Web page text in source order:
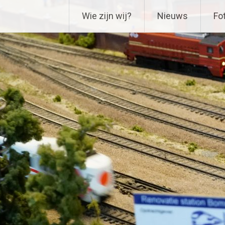
de
inhoud
Delftse Wie zijn wij? Nieuws